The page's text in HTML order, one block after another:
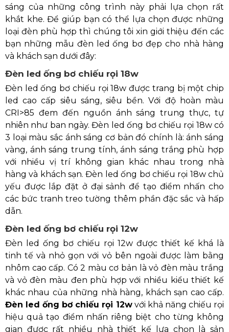
sáng của những công trình này phải lựa chọn rất
khắt khe. Để giúp bạn có thể lựa chọn được những
loại đèn phù hợp thì chúng tôi xin giới thiệu đến các
bạn những mẫu đèn led ống bơ đẹp cho nhà hàng
và khách sạn dưới đây:
Đèn led ống bơ chiếu rọi 18w
Đèn led ống bơ chiếu rọi 18w được trang bị một chip
led cao cấp siêu sáng, siêu bền. Với độ hoàn màu
CRI>85 đem đến nguồn ánh sáng trung thực, tự
nhiên như ban ngày. Đèn led ống bơ chiếu rọi 18w có
3 loại màu sắc ánh sáng cơ bản đó chính là: ánh sáng
vàng, ánh sáng trung tính, ánh sáng trắng phù hợp
với nhiều vị trí không gian khác nhau trong nhà
hàng và khách sạn. Đèn led ống bơ chiếu rọi 18w chủ
yếu được lắp đặt ở đại sảnh để tạo điểm nhấn cho
các bức tranh treo tường thêm phần đặc sắc và hấp
dẫn.
Đèn led ống bơ chiếu rọi 12w
Đèn led ống bơ chiếu rọi 12w được thiết kế khá là
tinh tế và nhỏ gọn với vỏ bên ngoài được làm bằng
nhôm cao cấp. Có 2 màu cơ bản là vỏ đèn màu trắng
và vỏ đèn màu đen phù hợp với nhiều kiểu thiết kế
khác nhau của những nhà hàng, khách sạn cao cấp.
Đèn led ống bơ chiếu rọi 12wvới khả năng chiếu rọi
hiệu quả tạo điểm nhấn riêng biệt cho từng không
gian được rất nhiều nhà thiết kế lựa chọn là sản